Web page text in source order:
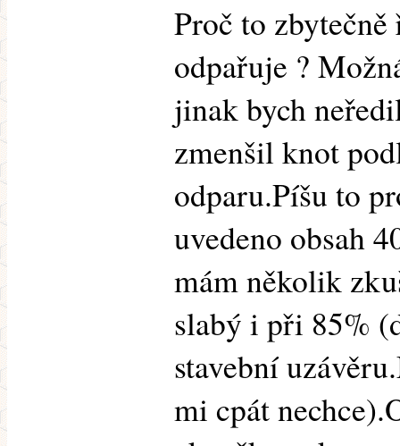
Proč to
odpařuje ?
jinak bych
zmenšil knot
odparu.Píšu to
uvedeno obsah
mám několik
slabý i při 85%
stavební
mi cpát